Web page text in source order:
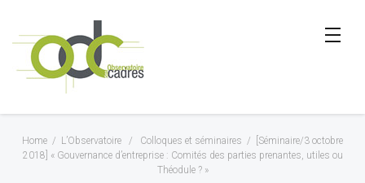
Home / L’Observatoire / Colloques et séminaires /
[Séminaire/3 octobre
2018] « Gouvernance d’entreprise : Comités des parties prenantes, utiles ou
Théodule ? »